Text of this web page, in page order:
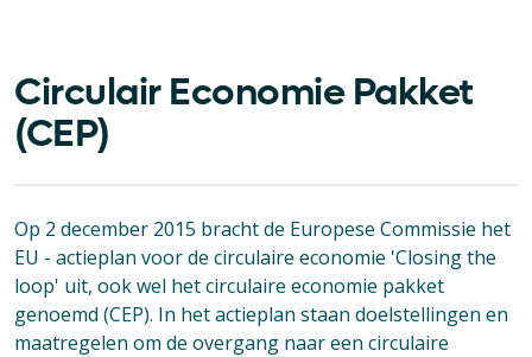
Circulair Economie Pakket
(CEP)
Op 2 december 2015 bracht de Europese Commissie het
EU - actieplan voor de circulaire economie 'Closing the
loop' uit, ook wel het circulaire economie pakket
genoemd (CEP). In het actieplan staan doelstellingen en
maatregelen om de overgang naar een circulaire